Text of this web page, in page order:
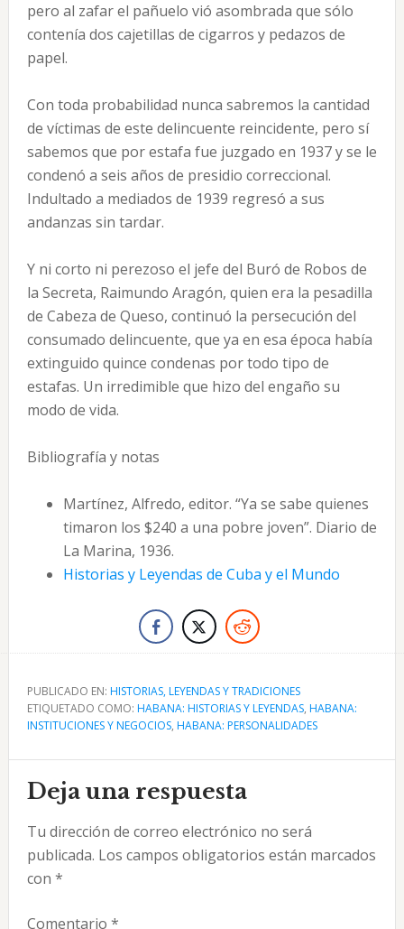
pero al zafar el pañuelo vió asombrada que sólo
contenía dos cajetillas de cigarros y pedazos de
papel.
Con toda probabilidad nunca sabremos la cantidad
de víctimas de este delincuente reincidente, pero sí
sabemos que por estafa fue juzgado en 1937 y se le
condenó a seis años de presidio correccional.
Indultado a mediados de 1939 regresó a sus
andanzas sin tardar.
Y ni corto ni perezoso el jefe del Buró de Robos de
la Secreta, Raimundo Aragón, quien era la pesadilla
de Cabeza de Queso, continuó la persecución del
consumado delincuente, que ya en esa época había
extinguido quince condenas por todo tipo de
estafas. Un irredimible que hizo del engaño su
modo de vida.
Bibliografía y notas
Martínez, Alfredo, editor. “Ya se sabe quienes
timaron los $240 a una pobre joven”. Diario de
La Marina, 1936.
Historias y Leyendas de Cuba y el Mundo
PUBLICADO EN: HISTORIAS, LEYENDAS Y TRADICIONES
ETIQUETADO COMO: HABANA: HISTORIAS Y LEYENDAS, HABANA:
INSTITUCIONES Y NEGOCIOS, HABANA: PERSONALIDADES
Interacciones
con
los
lectores
Deja una respuesta
Tu dirección de correo electrónico no será
publicada. Los campos obligatorios están marcados
con *
Comentario *